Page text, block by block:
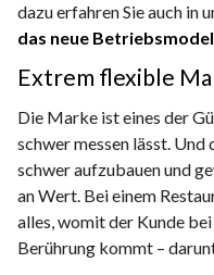
dazu erfahren Sie auch in
das neue
Extrem flexible
Die Marke ist eines der
schwer messen lässt.
schwer aufzubauen und
an Wert. Bei einem
alles, womit der Kunde
Berührung kommt –